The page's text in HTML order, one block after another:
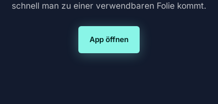
schnell man zu einer verwendbaren Folie kommt.
App öffnen